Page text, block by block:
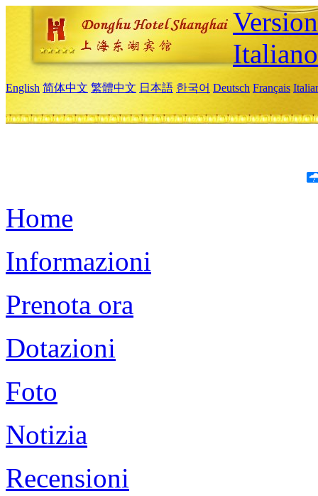
Italiano
English 简体中文 繁體中文 日本語 한국어 Deutsch Français
Home
Informazioni
Prenota ora
Dotazioni
Foto
Notizia
Recensioni